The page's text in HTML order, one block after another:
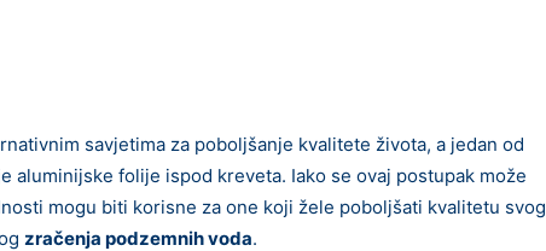
savjetima za poboljšanje kvalitete života, a jedan od
aluminijske folije ispod kreveta. Iako se ovaj postupak može
mogu biti korisne za one koji žele poboljšati kvalitetu svog
zračenja podzemnih voda.